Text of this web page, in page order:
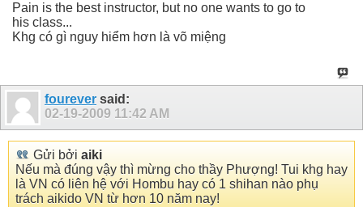
Pain is the best instructor, but no one wants to go to
his class...
Khg có gì nguy hiểm hơn là võ miệng
fourever said:
02-19-2009 11:42 AM
Gửi bởi aiki
Nếu mà đúng vậy thì mừng cho thầy Phượng! Tui khg hay
là VN có liên hệ với Hombu hay có 1 shihan nào phụ
trách aikido VN từ hơn 10 năm nay!